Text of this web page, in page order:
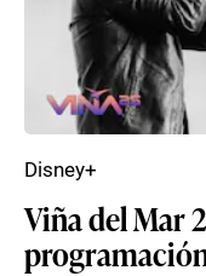
Viña del Mar
Disney+